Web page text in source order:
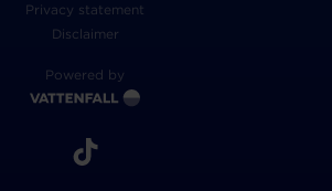
Privacy statement
Disclaimer
Powered by